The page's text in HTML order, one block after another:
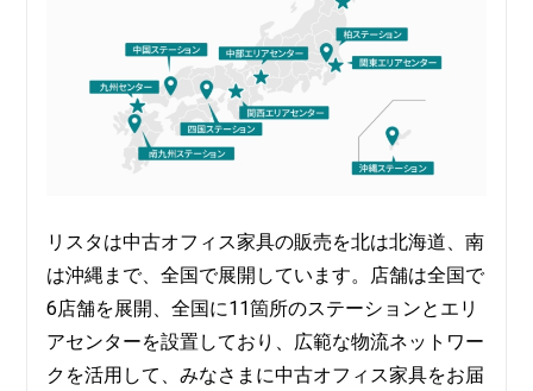
リスタは中古オフィス家具の販売を北は北海道、南
は沖縄まで、全国で展開しています。店舗は全国で
6店舗を展開、全国に11箇所のステーションとエリ
アセンターを設置しており、広範な物流ネットワー
クを活用して、みなさまに中古オフィス家具をお届